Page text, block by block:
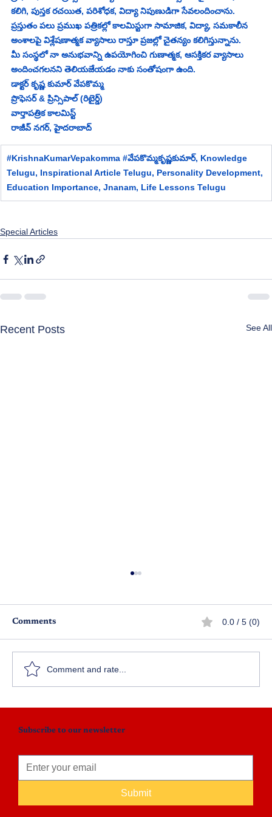
కలిగి, పుస్తక రచయిత, పరిశోధక, విద్యా నిపుణుడిగా సేవలందించాను.
ప్రస్తుతం పలు ప్రముఖ పత్రికల్లో కాలమిస్టుగా సామాజిక, విద్యా, సమకాలీన
అంశాలపై విశ్లేషణాత్మక వ్యాసాలు రాస్తూ ప్రజల్లో చైతన్యం కలిగిస్తున్నాను.
మీ సంస్థలో నా అనుభవాన్ని ఉపయోగించి గుణాత్మక, ఆసక్తికర వ్యాసాలు
అందించగలనని తెలియజేయడం నాకు సంతోషంగా ఉంది.
డాక్టర్ కృష్ణ కుమార్ వేపకొమ్మ
ప్రొఫెసర్ & ప్రిన్సిపాల్ (రిటైర్డ్)
వార్తాపత్రిక కాలమిస్ట్
రాజీవ్ నగర్, హైదరాబాద్
#KrishnaKumarVepakomma #వేపకొమ్మకృష్ణకుమార్, Knowledge
Telugu, Inspirational Article Telugu, Personality Development,
Education Importance, Jnanam, Life Lessons Telugu
Special Articles
Recent Posts See All
Comments 0.0 / 5 (0)
Comment and rate...
Subscribe to our newsletter
Submit